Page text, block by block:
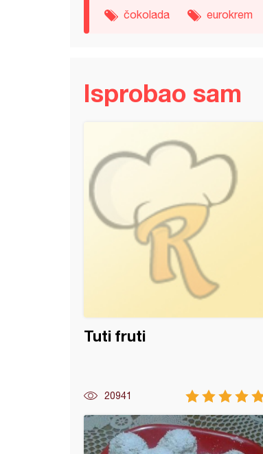
čokolada eurokrem
Isprobao sam
Tuti fruti
20941